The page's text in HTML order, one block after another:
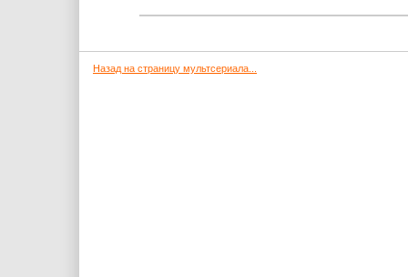
Назад на страницу мультсериала...